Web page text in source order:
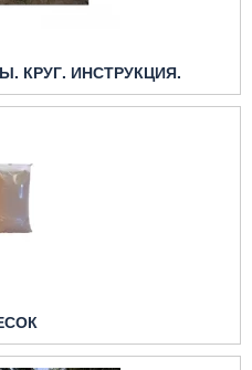
КРУГ. ИНСТРУКЦИЯ.